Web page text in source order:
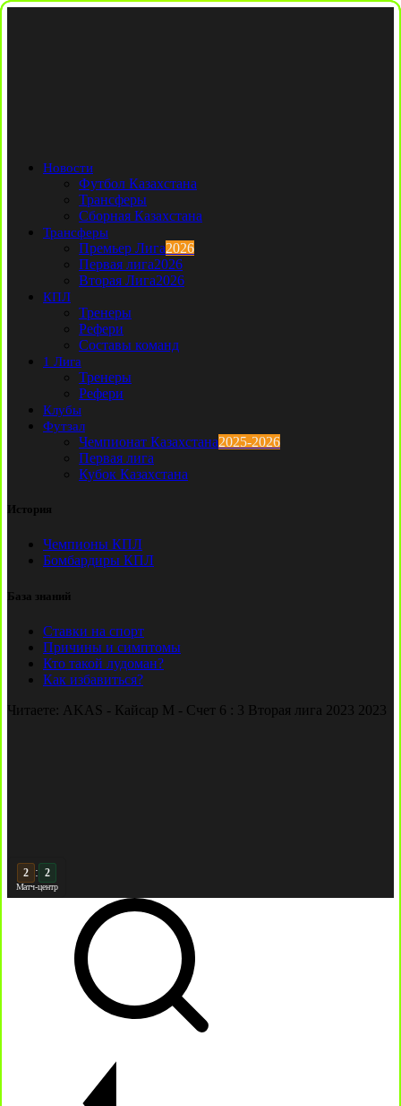
Новости
Футбол Казахстана
Трансферы
Сборная Казахстана
Трансферы
Премьер Лига2026
Первая лига2026
Вторая Лига2026
КПЛ
Тренеры
Рефери
Составы команд
1 Лига
Тренеры
Рефери
Клубы
Футзал
Чемпионат Казахстана2025-2026
Первая лига
Кубок Казахстана
История
Чемпионы КПЛ
Бомбардиры КПЛ
База знаний
Ставки на спорт
Причины и симптомы
Кто такой лудоман?
Как избавиться?
Читаете: AKAS - Кайсар М - Счет 6 : 3 Вторая лига 2023 2023
3 : 2
Матч-центр